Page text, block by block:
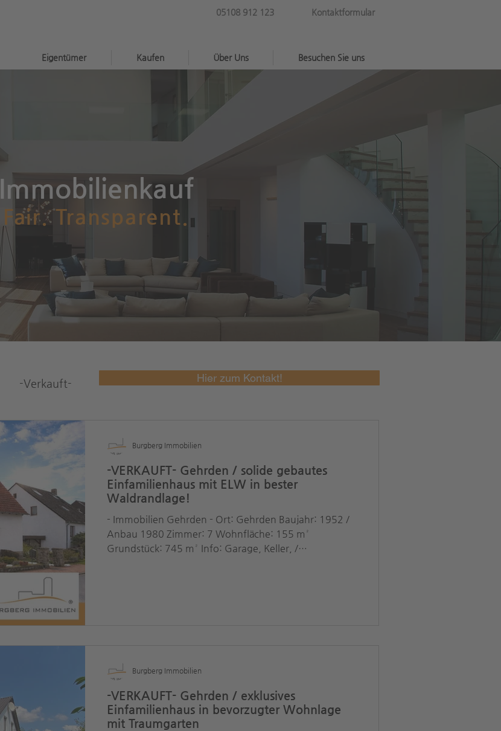
05108 912 123 Kontaktformular
Eigentümer Kaufen Über Uns Besuchen Sie uns
Immobilienkauf
Fair. Transparent.
-Verkauft-
-VERKAUFT- Gehrden / solide gebautes
Einfamilienhaus mit ELW in bester
Waldrandlage!
- Immobilien Gehrden - Ort: Gehrden Baujahr: 1952 /
Anbau 1980 Zimmer: 7 Wohnfläche: 155 m²
Grundstück: 745 m² Info: Garage, Keller, /
Burgberg Immobilien
-VERKAUFT- Gehrden / exklusives
Einfamilienhaus in bevorzugter Wohnlage
mit Traumgarten
Burgberg Immobilien
Hier zum Kontakt!